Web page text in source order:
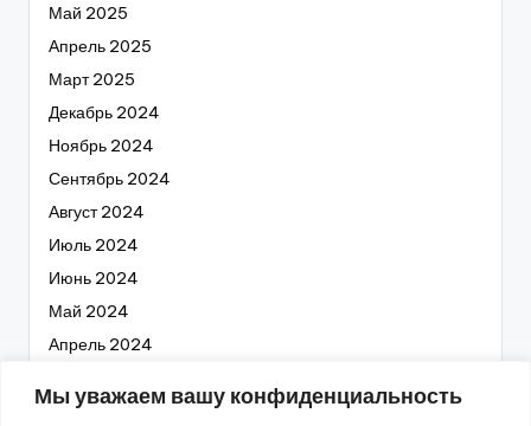
Мы уважаем вашу конфиденциальность
Май 2025
Апрель 2025
Март 2025
Декабрь 2024
Ноябрь 2024
Сентябрь 2024
Август 2024
Июль 2024
Июнь 2024
Май 2024
Апрель 2024
Февраль 2024